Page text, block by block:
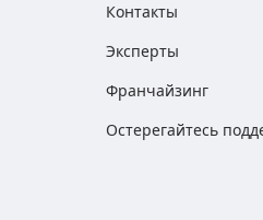
Контакты
Эксперты
Франчайзинг
Остерегайтесь